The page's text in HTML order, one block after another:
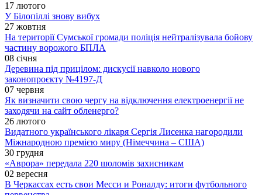
17 лютого
У Білопіллі знову вибух
27 жовтня
На території Сумської громади поліція нейтралізувала бойову
частину ворожого БПЛА
08 січня
Деревина під прицілом: дискусії навколо нового
законопроєкту №4197-Д
07 червня
Як визначити свою чергу на відключення електроенергії не
заходячи на сайт обленерго?
26 лютого
Видатного українського лікаря Сергія Лисенка нагородили
Міжнародною премією миру (Німеччина – США)
30 грудня
«Аврора» передала 220 шоломів захисникам
02 вересня
В Черкассах есть свои Месси и Роналду: итоги футбольного